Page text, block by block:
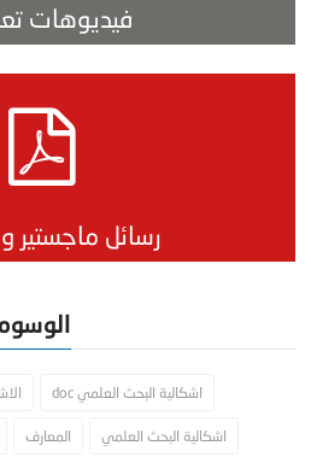
فيديوهات
رسائل ماجستير
اشكالية البحث العلمي doc
اشكالية البحث العلمي المعارف